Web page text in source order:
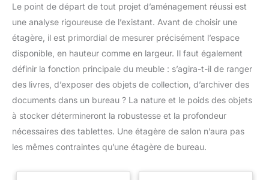
Le point de départ de tout projet d’aménagement réussi est
une analyse rigoureuse de l’existant. Avant de choisir une
étagère, il est primordial de mesurer précisément l’espace
disponible, en hauteur comme en largeur. Il faut également
définir la fonction principale du meuble : s’agira-t-il de ranger
des livres, d’exposer des objets de collection, d’archiver des
documents dans un bureau ? La nature et le poids des objets
à stocker détermineront la robustesse et la profondeur
nécessaires des tablettes. Une étagère de salon n’aura pas
les mêmes contraintes qu’une étagère de bureau.